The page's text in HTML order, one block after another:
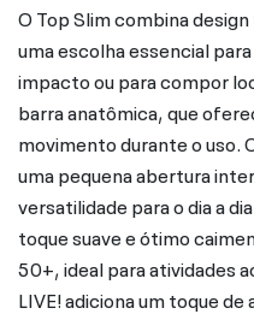
O Top Slim combina
uma escolha essencial
impacto ou para compor
barra anatômica, que
movimento durante o uso.
uma pequena abertura
versatilidade para o dia a
toque suave e ótimo
50+, ideal para atividades
LIVE! adiciona um toque